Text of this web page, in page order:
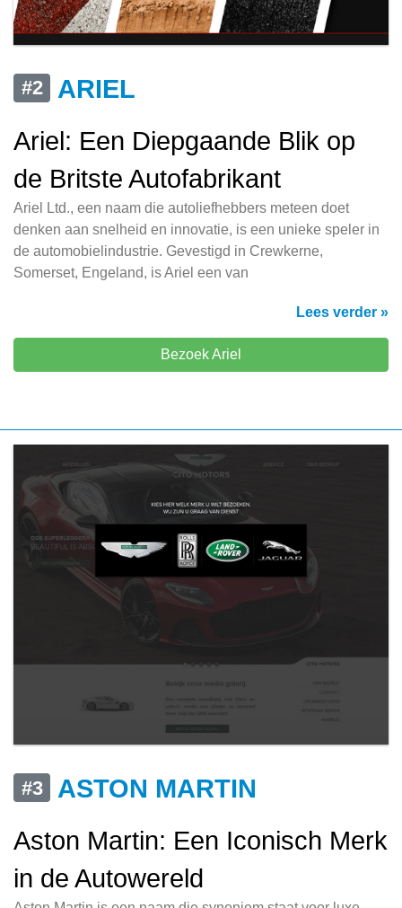
#2
ARIEL
Ariel: Een Diepgaande Blik op
de Britste Autofabrikant
Ariel Ltd., een naam die autoliefhebbers meteen doet
denken aan snelheid en innovatie, is een unieke speler in
de automobielindustrie. Gevestigd in Crewkerne,
Somerset, Engeland, is Ariel een van
Lees verder »
Bezoek Ariel
#3
ASTON MARTIN
Aston Martin: Een Iconisch Merk
in de Autowereld